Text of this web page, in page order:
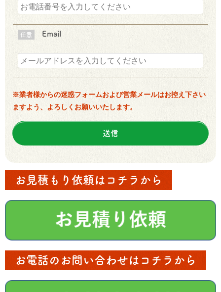
任意 Email
※業者様からの迷惑フォームおよび営業メールはお控え下さい
ますよう、よろしくお願いいたします。
お見積もり依頼はコチラから
お電話のお問い合わせはコチラから